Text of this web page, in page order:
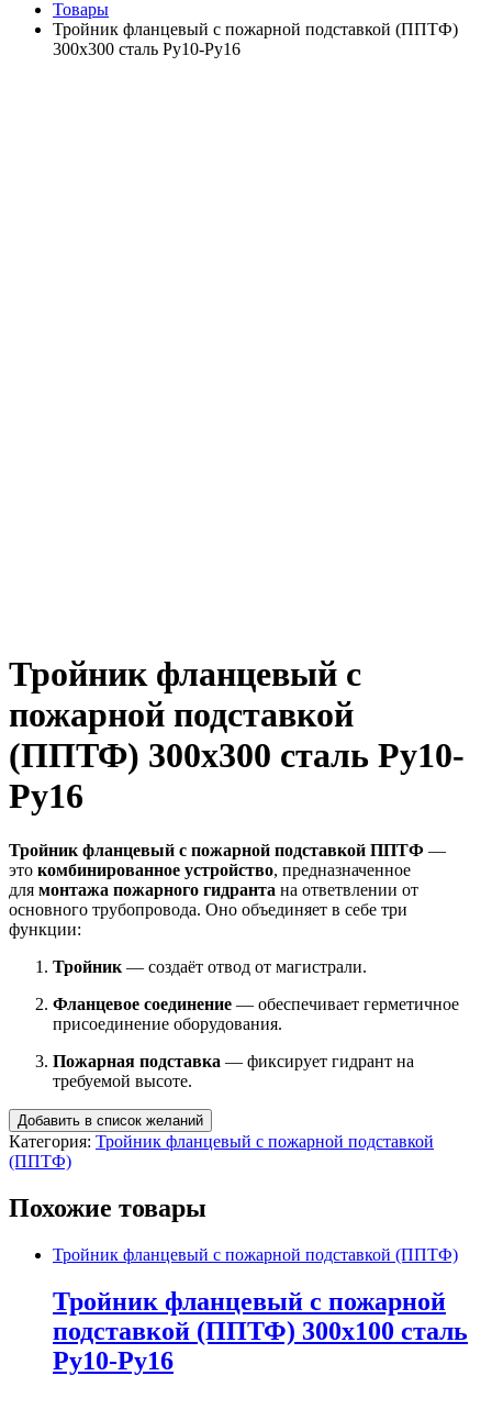
Товары
Тройник фланцевый с пожарной подставкой (ППТФ)
300х300 сталь Ру10-Ру16
Тройник фланцевый с
пожарной подставкой
(ППТФ) 300х300 сталь Ру10-
Ру16
Тройник фланцевый с пожарной подставкой ППТФ —
это комбинированное устройство, предназначенное
для монтажа пожарного гидранта на ответвлении от
основного трубопровода. Оно объединяет в себе три
функции:
Тройник — создаёт отвод от магистрали.
Фланцевое соединение — обеспечивает герметичное
присоединение оборудования.
Пожарная подставка — фиксирует гидрант на
требуемой высоте.
Добавить в список желаний
Категория: Тройник фланцевый с пожарной подставкой
(ППТФ)
Похожие товары
Тройник фланцевый с пожарной подставкой (ППТФ)
Тройник фланцевый с пожарной
подставкой (ППТФ) 300х100 сталь
Ру10-Ру16